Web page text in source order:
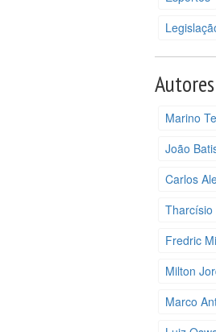
Marino
João
Carlos
Tharcísio
Fredric
Milton
Marco